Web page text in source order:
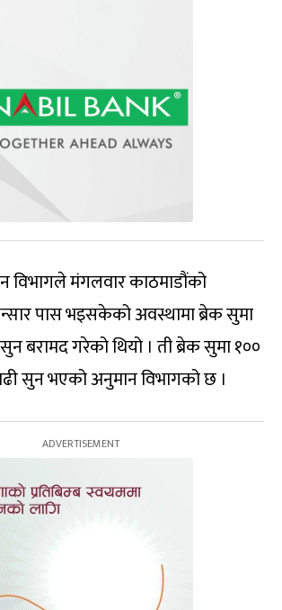
विभागले मंगलवार काठमाडौंको
पास भइसकेको अवस्थामा ब्रेक सुमा
बरामद गरेको थियो । ती ब्रेक सुमा १००
सुन भएको अनुमान विभागको छ ।